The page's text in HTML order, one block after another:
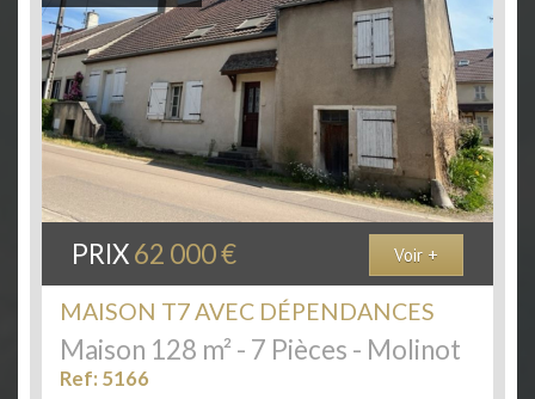
PRIX62 000€ Voir +
MAISON T7 AVEC DÉPENDANCES
Maison 128 m² - 7 Pièces - Molinot
Ref: 5166